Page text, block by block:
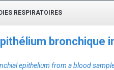
RESPIRATOIRES
bronchique
epithelium from a blood